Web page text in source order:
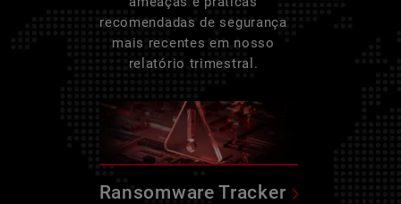
recomendadas de segurança
mais recentes em nosso
relatório trimestral.
Ransomware Tracker